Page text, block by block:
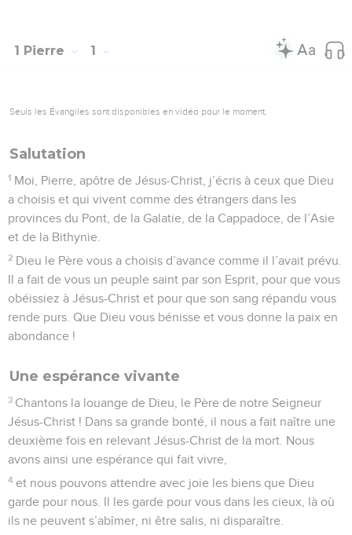
1 Pierre 1
Seuls les Évangiles sont disponibles en vidéo pour le moment.
Salutation
1 Moi, Pierre, apôtre de Jésus-Christ, j’écris à ceux que Dieu
a choisis et qui vivent comme des étrangers dans les
provinces du Pont, de la Galatie, de la Cappadoce, de l’Asie
et de la Bithynie.
2 Dieu le Père vous a choisis d’avance comme il l’avait prévu.
Il a fait de vous un peuple saint par son Esprit, pour que vous
obéissiez à Jésus-Christ et pour que son sang répandu vous
rende purs. Que Dieu vous bénisse et vous donne la paix en
abondance !
Une espérance vivante
3 Chantons la louange de Dieu, le Père de notre Seigneur
Jésus-Christ ! Dans sa grande bonté, il nous a fait naître une
deuxième fois en relevant Jésus-Christ de la mort. Nous
avons ainsi une espérance qui fait vivre,
4 et nous pouvons attendre avec joie les biens que Dieu
garde pour nous. Il les garde pour vous dans les cieux, là où
ils ne peuvent s’abîmer, ni être salis, ni disparaître.